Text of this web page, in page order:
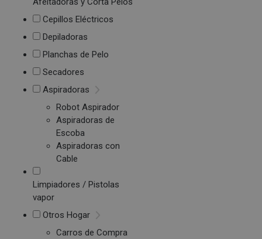
Cepillos Eléctricos
Depiladoras
Planchas de Pelo
Secadores
Aspiradoras
Robot Aspirador
Aspiradoras de
Escoba
Aspiradoras con
Cable
Limpiadores / Pistolas
vapor
Otros Hogar
Carros de Compra